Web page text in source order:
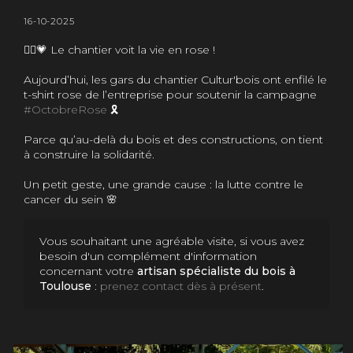
16-10-2025
👷‍♂️💗 Le chantier voit la vie en rose !
Aujourd’hui, les gars du chantier Cultur'bois ont enfilé le
t-shirt rose de l’entreprise pour soutenir la campagne
#OctobreRose 🎗️
Parce qu’au-delà du bois et des constructions, on tient
à construire la solidarité.
Un petit geste, une grande cause : la lutte contre le
cancer du sein 🌸
Vous souhaitant une agréable visite, si vous avez
besoin d'un complément d'information
concernant votre artisan spécialiste du bois à
Toulouse : prenez contact dès à présent.